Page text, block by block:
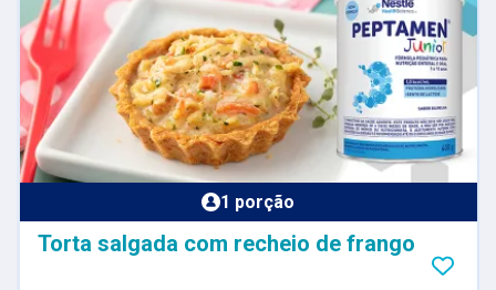
1 porção
Torta salgada com recheio de frango